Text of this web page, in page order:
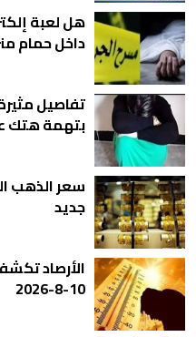
هل لعبة
داخل حمام
تفاصيل
بتهمة هتك
جديد
الأرصاد
10-8-2026